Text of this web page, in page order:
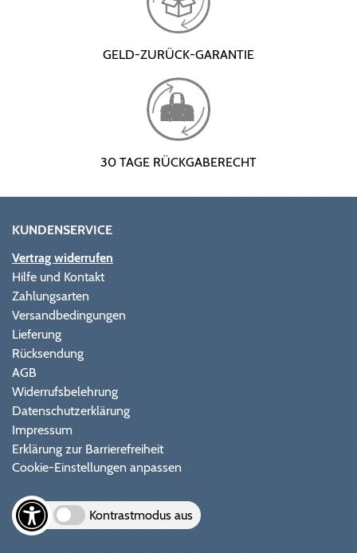
GELD-ZURÜCK-GARANTIE
30 TAGE RÜCKGABERECHT
KUNDENSERVICE
Vertrag widerrufen
Hilfe und Kontakt
Zahlungsarten
Versandbedingungen
Lieferung
Rücksendung
AGB
Widerrufsbelehrung
Datenschutzerklärung
Impressum
Erklärung zur Barrierefreiheit
Cookie-Einstellungen anpassen
Kontrastmodus aus